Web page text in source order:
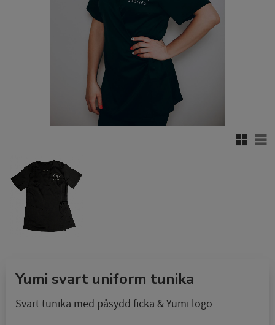
Rutenett
Yumi svart uniform tunika
Svart tunika med påsydd ficka & Yumi logo